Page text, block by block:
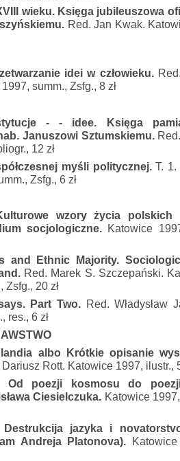
wieku. Księga jubileuszowa
Red. Jan Kwak.
idei w człowieku.
summ., Zsfg., 8 zł
- - idee. Księga
Januszowi Sztumskiemu.
12 zł
myśli politycznej.T.
Zsfg., 6 zł
wzory życia
socjologiczne. Katowice
and Ethnic Majority.
Red. Marek S. Szczepański.
Zsfg., 20 zł
Part Two. Red. Władysław
res., 6 zł
albo Krótkie opisanie
Rott. Katowice 1997, ilustr.,
Od poezji kosmosu do
Ciesielczuka. Katowice
Destrukcija jazyka i
Andreja Platonova).